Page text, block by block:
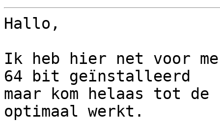
Hallo,
Ik heb hier net voor
64 bit geïnstalleerd
maar kom helaas tot
optimaal werkt.